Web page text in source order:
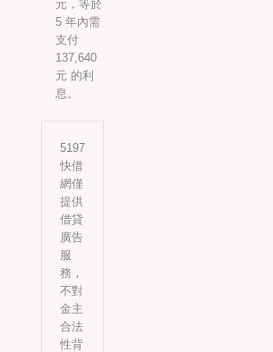
元，等於
5 年內需
支付
137,640
元 的利
息。
5197
快借
網僅
提供
借貸
廣告
服
務，
不對
金主
合法
性背